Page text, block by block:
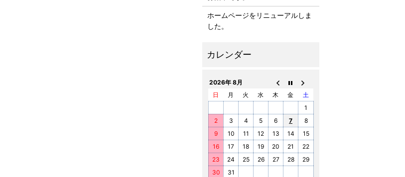
ホームページをリニューアルしま
した。
2026年 8月
日
月 火 水 木 金
土
1
2
3 4 5 6 7
8
9
10 11 12 13 14
15
16
17 18 19 20 21
22
23
24 25 26 27 28
29
30
31